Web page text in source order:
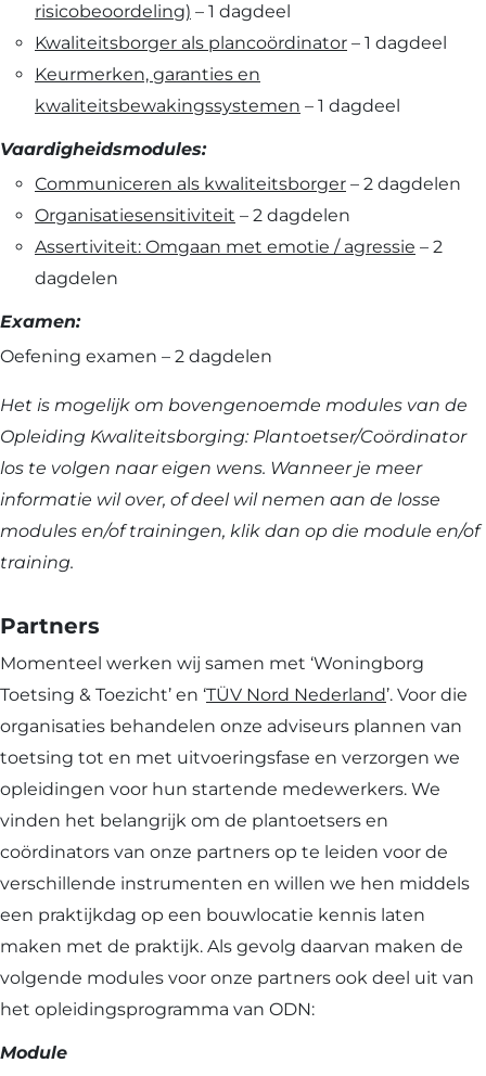
risicobeoordeling) – 1 dagdeel
Kwaliteitsborger als plancoördinator – 1 dagdeel
Keurmerken, garanties en
kwaliteitsbewakingssystemen – 1 dagdeel
Vaardigheidsmodules:
Communiceren als kwaliteitsborger – 2 dagdelen
Organisatiesensitiviteit – 2 dagdelen
Assertiviteit: Omgaan met emotie / agressie – 2
dagdelen
Examen:
Oefening examen – 2 dagdelen
Het is mogelijk om bovengenoemde modules van de
Opleiding Kwaliteitsborging: Plantoetser/Coördinator
los te volgen naar eigen wens. Wanneer je meer
informatie wil over, of deel wil nemen aan de losse
modules en/of trainingen, klik dan op die module en/of
training.
Partners
Momenteel werken wij samen met ‘Woningborg
Toetsing & Toezicht’ en ‘TÜV Nord Nederland’. Voor die
organisaties behandelen onze adviseurs plannen van
toetsing tot en met uitvoeringsfase en verzorgen we
opleidingen voor hun startende medewerkers. We
vinden het belangrijk om de plantoetsers en
coördinators van onze partners op te leiden voor de
verschillende instrumenten en willen we hen middels
een praktijkdag op een bouwlocatie kennis laten
maken met de praktijk. Als gevolg daarvan maken de
volgende modules voor onze partners ook deel uit van
het opleidingsprogramma van ODN:
Module